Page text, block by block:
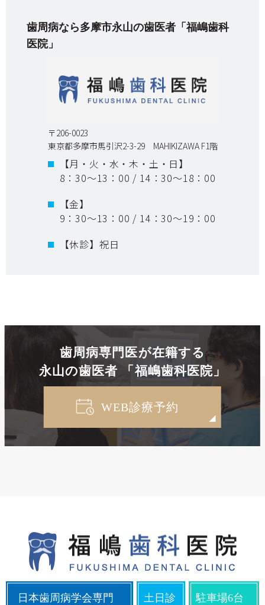
歯周病なら多摩市永山の歯医者「福嶋歯科
医院」
〒206-0023
東京都多摩市馬引沢2-3-29 MAHIKIZAWA F1階
【月・火・水・木・土・日】
8：30～13：00 / 14：30～18：00
【金】
9：30～13：00 / 14：30～19：00
【休診】祝日
歯周病専門医が在籍する
永山の歯医者 「福嶋歯科医院」
WEB診療予約
日本歯周病学会専門
土日診
駐車場6台